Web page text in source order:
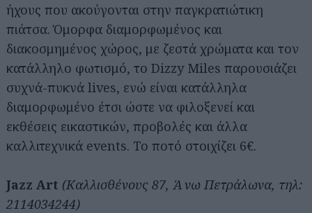
ήχους που ακούγονται στην παγκρατιώτικη
πιάτσα. Όμορφα διαμορφωμένος και
διακοσμημένος χώρος, με ζεστά χρώματα και τον
κατάλληλο φωτισμό, το Dizzy Miles παρουσιάζει
συχνά-πυκνά lives, ενώ είναι κατάλληλα
διαμορφωμένο έτσι ώστε να φιλοξενεί και
εκθέσεις εικαστικών, προβολές και άλλα
καλλιτεχνικά events. Το ποτό στοιχίζει 6€.
Jazz Art (Καλλισθένους 87, Άνω Πετράλωνα, τηλ:
2114034244)